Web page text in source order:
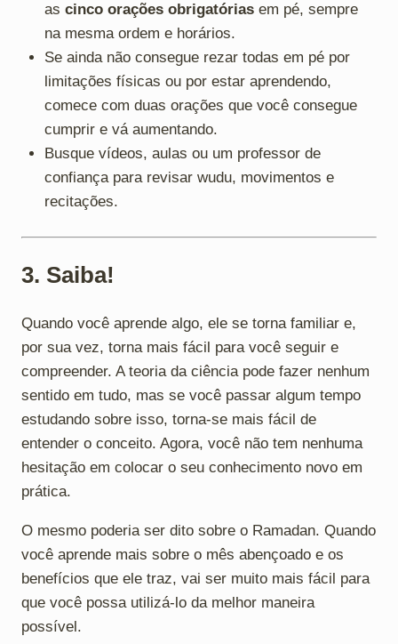
as cinco orações obrigatóriasem pé, sempre
na mesma ordem e horários.
Se ainda não consegue rezar todas em pé por
limitações físicas ou por estar aprendendo,
comece com duas orações que você consegue
cumprir e vá aumentando.
Busque vídeos, aulas ou um professor de
confiança para revisar wudu, movimentos e
recitações.
3. Saiba!
Quando você aprende algo, ele se torna familiar e,
por sua vez, torna mais fácil para você seguir e
compreender. A teoria da ciência pode fazer nenhum
sentido em tudo, mas se você passar algum tempo
estudando sobre isso, torna-se mais fácil de
entender o conceito. Agora, você não tem nenhuma
hesitação em colocar o seu conhecimento novo em
prática.
O mesmo poderia ser dito sobre o Ramadan. Quando
você aprende mais sobre o mês abençoado e os
benefícios que ele traz, vai ser muito mais fácil para
que você possa utilizá-lo da melhor maneira
possível.